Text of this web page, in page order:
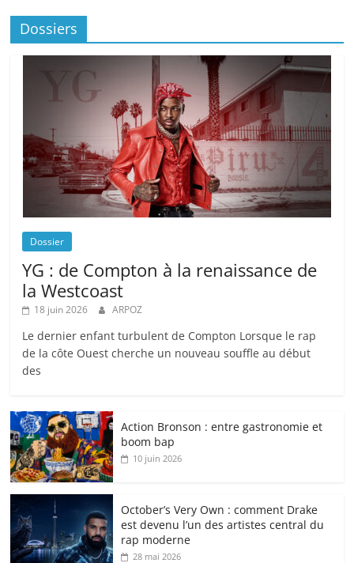
Dossiers
Dossier
YG : de Compton à la renaissance de
la Westcoast
18 juin 2026 ARPOZ
Le dernier enfant turbulent de Compton Lorsque le rap
de la côte Ouest cherche un nouveau souffle au début
des
Action Bronson : entre gastronomie et
boom bap
10 juin 2026
October’s Very Own : comment Drake
est devenu l’un des artistes central du
rap moderne
28 mai 2026